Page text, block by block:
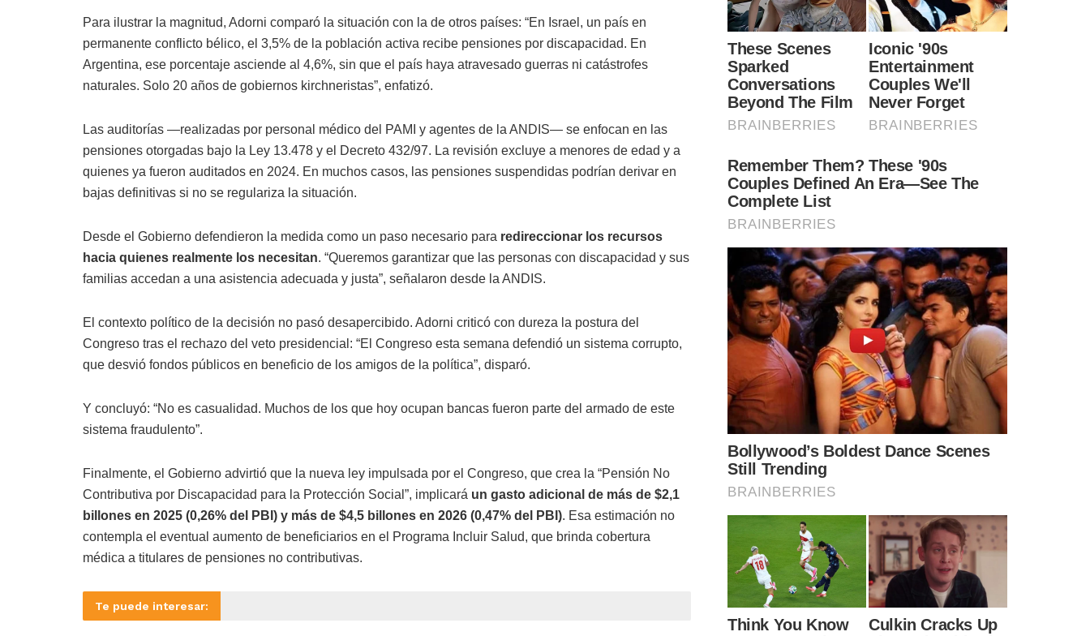
Para ilustrar la magnitud, Adorni comparó la situación con la de otros países: “En Israel, un país en
permanente conflicto bélico, el 3,5% de la población activa recibe pensiones por discapacidad. En
Argentina, ese porcentaje asciende al 4,6%, sin que el país haya atravesado guerras ni catástrofes
naturales. Solo 20 años de gobiernos kirchneristas”, enfatizó.
Las auditorías —realizadas por personal médico del PAMI y agentes de la ANDIS— se enfocan en las
pensiones otorgadas bajo la Ley 13.478 y el Decreto 432/97. La revisión excluye a menores de edad y a
quienes ya fueron auditados en 2024. En muchos casos, las pensiones suspendidas podrían derivar en
bajas definitivas si no se regulariza la situación.
Desde el Gobierno defendieron la medida como un paso necesario para redireccionar los recursos
hacia quienes realmente los necesitan. “Queremos garantizar que las personas con discapacidad y sus
familias accedan a una asistencia adecuada y justa”, señalaron desde la ANDIS.
El contexto político de la decisión no pasó desapercibido. Adorni criticó con dureza la postura del
Congreso tras el rechazo del veto presidencial: “El Congreso esta semana defendió un sistema corrupto,
que desvió fondos públicos en beneficio de los amigos de la política”, disparó.
Y concluyó: “No es casualidad. Muchos de los que hoy ocupan bancas fueron parte del armado de este
sistema fraudulento”.
Finalmente, el Gobierno advirtió que la nueva ley impulsada por el Congreso, que crea la “Pensión No
Contributiva por Discapacidad para la Protección Social”, implicará un gasto adicional de más de $2,1
billones en 2025 (0,26% del PBI) y más de $4,5 billones en 2026 (0,47% del PBI). Esa estimación no
contempla el eventual aumento de beneficiarios en el Programa Incluir Salud, que brinda cobertura
médica a titulares de pensiones no contributivas.
Te puede interesar: